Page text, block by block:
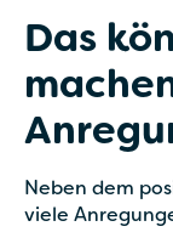
Das
Neben dem
viele